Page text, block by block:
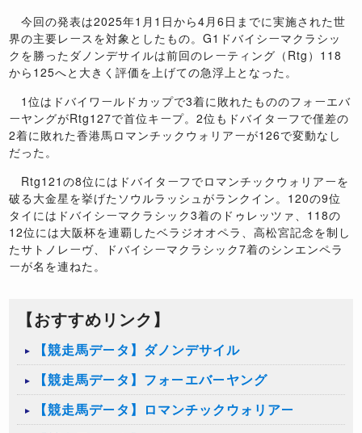
今回の発表は2025年1月1日から4月6日までに実施された世
界の主要レースを対象としたもの。G1ドバイシーマクラシッ
クを勝ったダノンデサイルは前回のレーティング（Rtg）118
から125へと大きく評価を上げての急浮上となった。
1位はドバイワールドカップで3着に敗れたもののフォーエバ
ーヤングがRtg127で首位キープ。2位もドバイターフで僅差の
2着に敗れた香港馬ロマンチックウォリアーが126で変動なし
だった。
Rtg121の8位にはドバイターフでロマンチックウォリアーを
破る大金星を挙げたソウルラッシュがランクイン。120の9位
タイにはドバイシーマクラシック3着のドゥレッツァ、118の
12位には大阪杯を連覇したベラジオオペラ、高松宮記念を制し
たサトノレーヴ、ドバイシーマクラシック7着のシンエンペラ
ーが名を連ねた。
【おすすめリンク】
【競走馬データ】ダノンデサイル
【競走馬データ】フォーエバーヤング
【競走馬データ】ロマンチックウォリアー